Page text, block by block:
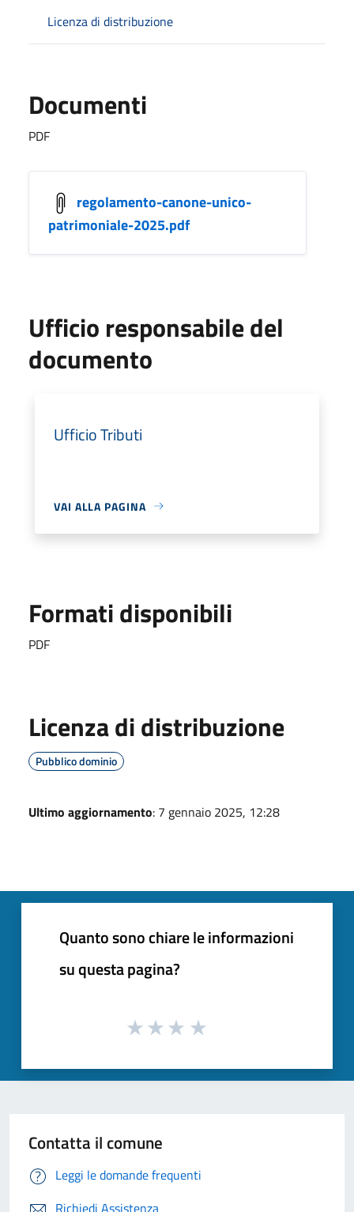
Licenza di distribuzione
Documenti
PDF
regolamento-canone-unico-
patrimoniale-2025.pdf
Ufficio responsabile del
documento
Ufficio Tributi
VAI ALLA PAGINA
Formati disponibili
PDF
Licenza di distribuzione
Pubblico dominio
Ultimo aggiornamento: 7 gennaio 2025, 12:28
Quanto sono chiare le informazioni
su questa pagina?
Contatta il comune
Leggi le domande frequenti